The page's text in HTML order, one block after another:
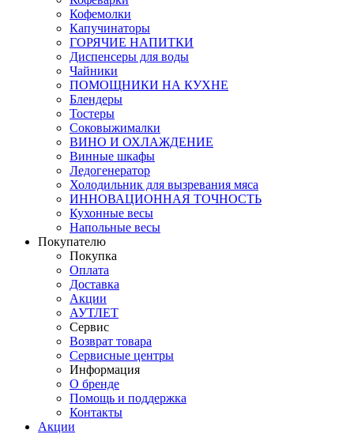
Кофемолки
Капучинаторы
ГОРЯЧИЕ НАПИТКИ
Диспенсеры для воды
Чайники
ПОМОЩНИКИ НА КУХНЕ
Блендеры
Тостеры
Соковыжималки
ВИНО И ОХЛАЖДЕНИЕ
Винные шкафы
Ледогенератор
Холодильник для вызревания мяса
ИННОВАЦИОННАЯ ТОЧНОСТЬ
Кухонные весы
Напольные весы
Покупателю
Покупка
Оплата
Доставка
Акции
АУТЛЕТ
Сервис
Возврат товара
Сервисные центры
Информация
О бренде
Помощь и поддержка
Контакты
Акции